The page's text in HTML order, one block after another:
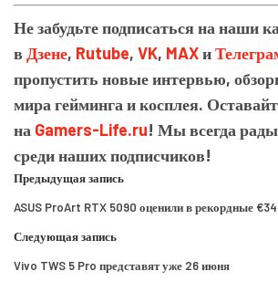
Не забудьте подписаться на наши
в Дзене, Rutube, VK, MAXи
пропустить новые интервью,
мира гейминга и косплея.
на Gamers-Life.ru! Мы всегда
среди наших подписчиков!
Предыдущая запись
ASUS ProArt RTX 5090 оценили в рекордные
Следующая запись
Vivo TWS 5 Pro представят уже 26 июня